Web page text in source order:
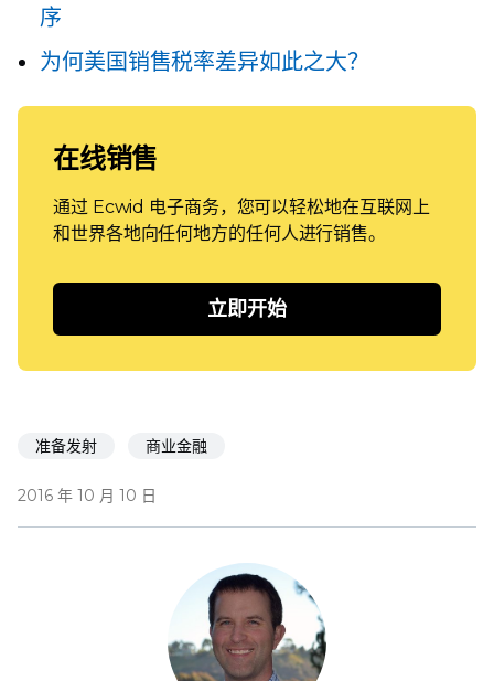
序
为何美国销售税率差异如此之大？
在线销售
通过 Ecwid 电子商务，您可以轻松地在互联网上
和世界各地向任何地方的任何人进行销售。
立即开始
准备发射 商业金融
2016 年 10 月 10 日